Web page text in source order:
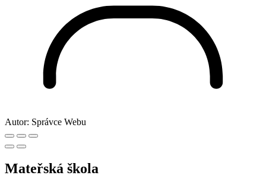
Autor: Správce Webu
Mateřská škola